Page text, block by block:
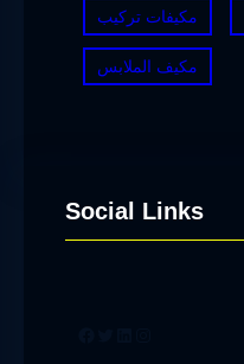
مكيفات تركيب
مكيف الملابس
Social Links